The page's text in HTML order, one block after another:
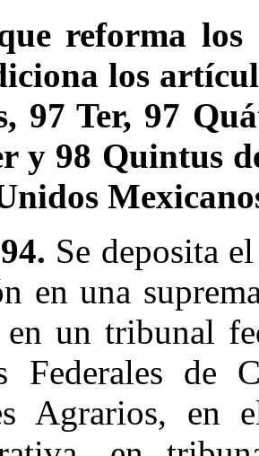
reforma
los
97 Ter, 97
y 98 Quintus
Se deposita
en una
en un tribunal
Federales de
Agrarios, en